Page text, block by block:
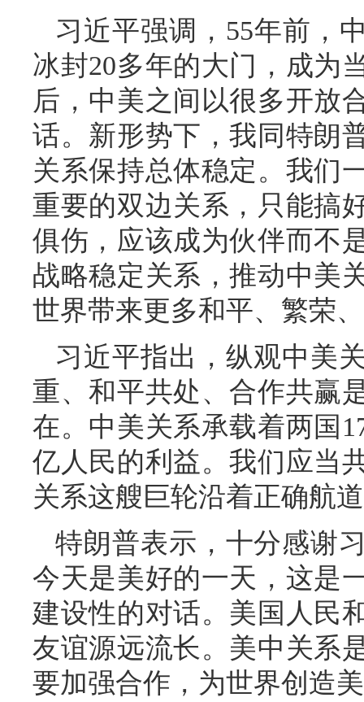
习近平强调，55年前，
冰封20多年的大门，成为
后，中美之间以很多开放
话。新形势下，我同特朗
关系保持总体稳定。我们
重要的双边关系，只能搞
俱伤，应该成为伙伴而不
战略稳定关系，推动中美
世界带来更多和平、繁荣
习近平指出，纵观中美
重、和平共处、合作共赢
在。中美关系承载着两国
亿人民的利益。我们应当
关系这艘巨轮沿着正确航
特朗普表示，十分感谢
今天是美好的一天，这是
建设性的对话。美国人民
友谊源远流长。美中关系
要加强合作，为世界创造